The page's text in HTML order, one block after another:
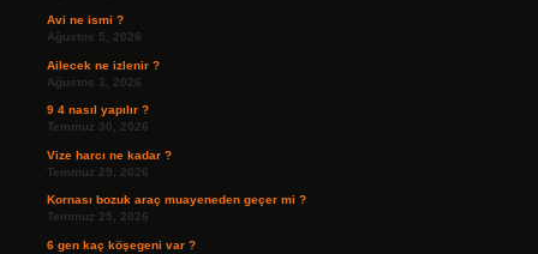
Avi ne ismi ?
Ağustos 5, 2026
Ailecek ne izlenir ?
Ağustos 3, 2026
9 4 nasıl yapılır ?
Temmuz 30, 2026
Vize harcı ne kadar ?
Temmuz 29, 2026
Kornası bozuk araç muayeneden geçer mi ?
Temmuz 25, 2026
6 gen kaç köşegeni var ?